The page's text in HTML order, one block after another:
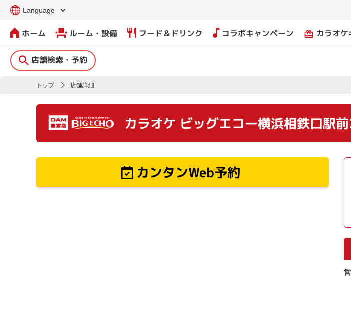
Language
ホーム ルーム・設備 フード＆ドリンク コラボキャンペーン card_giftcard カラオケ
店舗検索・予約
トップ 店舗詳細
カラオケ ビッグエコー横浜相鉄口駅
カンタンWeb予約